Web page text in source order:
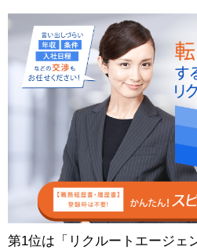
第1位は「リクルートエージェ